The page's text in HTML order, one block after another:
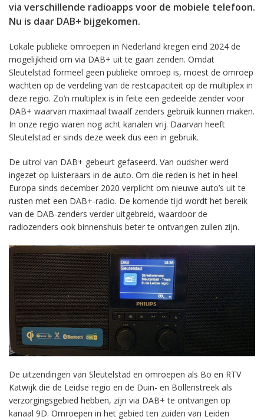
via verschillende radioapps voor de mobiele telefoon.
Nu is daar DAB+ bijgekomen.
Lokale publieke omroepen in Nederland kregen eind 2024 de
mogelijkheid om via DAB+ uit te gaan zenden. Omdat
Sleutelstad formeel geen publieke omroep is, moest de omroep
wachten op de verdeling van de restcapaciteit op de multiplex in
deze regio. Zo’n multiplex is in feite een gedeelde zender voor
DAB+ waarvan maximaal twaalf zenders gebruik kunnen maken.
In onze regio waren nog acht kanalen vrij. Daarvan heeft
Sleutelstad er sinds deze week dus een in gebruik.
De uitrol van DAB+ gebeurt gefaseerd. Van oudsher werd
ingezet op luisteraars in de auto. Om die reden is het in heel
Europa sinds december 2020 verplicht om nieuwe auto’s uit te
rusten met een DAB+-radio. De komende tijd wordt het bereik
van de DAB-zenders verder uitgebreid, waardoor de
radiozenders ook binnenshuis beter te ontvangen zullen zijn.
De uitzendingen van Sleutelstad en omroepen als Bo en RTV
Katwijk die de Leidse regio en de Duin- en Bollenstreek als
verzorgingsgebied hebben, zijn via DAB+ te ontvangen op
kanaal 9D. Omroepen in het gebied ten zuiden van Leiden